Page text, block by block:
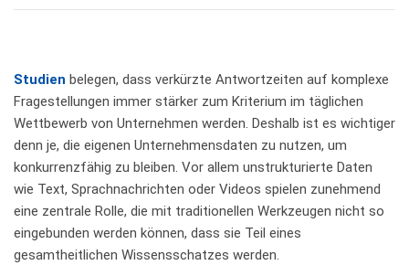
Studien belegen, dass verkürzte Antwortzeiten auf komplexe
Fragestellungen immer stärker zum Kriterium im täglichen
Wettbewerb von Unternehmen werden. Deshalb ist es wichtiger
denn je, die eigenen Unternehmensdaten zu nutzen, um
konkurrenzfähig zu bleiben. Vor allem unstrukturierte Daten
wie Text, Sprachnachrichten oder Videos spielen zunehmend
eine zentrale Rolle, die mit traditionellen Werkzeugen nicht so
eingebunden werden können, dass sie Teil eines
gesamtheitlichen Wissensschatzes werden.